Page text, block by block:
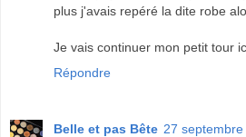
plus j'avais repéré la dite robe
Je vais continuer mon petit tour
Répondre
Belle et pas Bête 27